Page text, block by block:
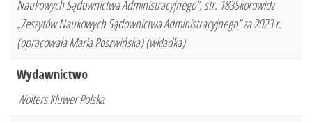
Naukowych Sądownictwa Administracyjnego”, str. 183Skorowidz
„Zeszytów Naukowych Sądownictwa Administracyjnego” za 2023 r.
(opracowała Maria Poszwińska) (wkładka)
Wydawnictwo
Wolters Kluwer Polska